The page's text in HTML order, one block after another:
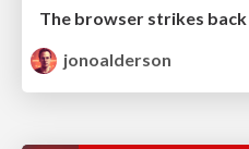
The browser strikes back
jonoalderson